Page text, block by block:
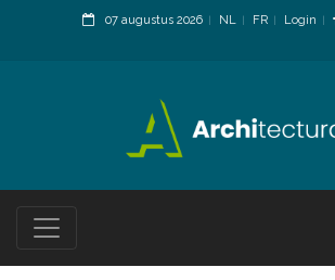
07 augustus 2026 NL FR
Login